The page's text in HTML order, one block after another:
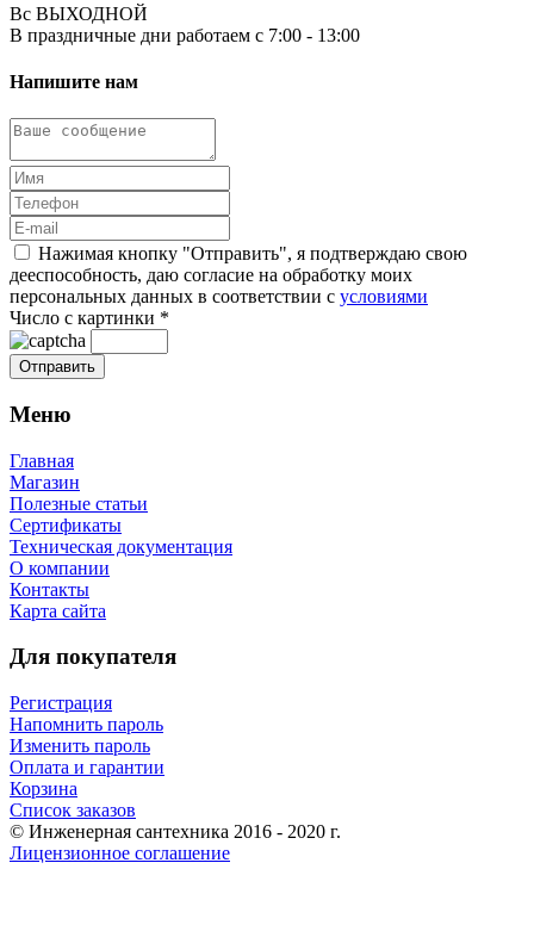
Вс ВЫХОДНОЙ
В праздничные дни работаем с 7:00 - 13:00
Напишите нам
Нажимая кнопку "Отправить", я подтверждаю свою
дееспособность, даю согласие на обработку моих
персональных данных в соответствии с условиями
Число с картинки *
Меню
Главная
Магазин
Полезные статьи
Сертификаты
Техническая документация
О компании
Контакты
Карта сайта
Для покупателя
Регистрация
Напомнить пароль
Изменить пароль
Оплата и гарантии
Корзина
Список заказов
© Инженерная сантехника 2016 - 2020 г.
Лицензионное соглашение